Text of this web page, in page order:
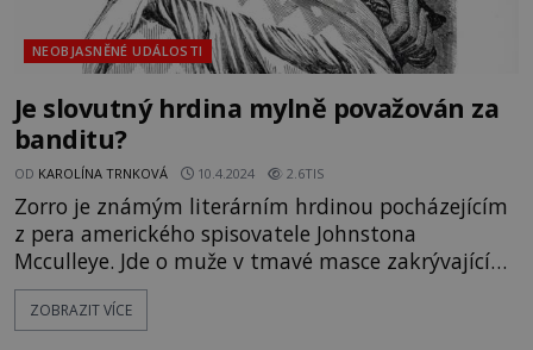
NEOBJASNĚNÉ UDÁLOSTI
Je slovutný hrdina mylně považován za
banditu?
OD KAROLÍNA TRNKOVÁ 10.4.2024 2.6TIS
Zorro je známým literárním hrdinou pocházejícím
z pera amerického spisovatele Johnstona
Mcculleye. Jde o muže v tmavé masce zakrývající
horní polovinu jeho tváře, který se prý v 19. století
neohroženě zastával chudých a utiskovaných.
ZOBRAZIT VÍCE